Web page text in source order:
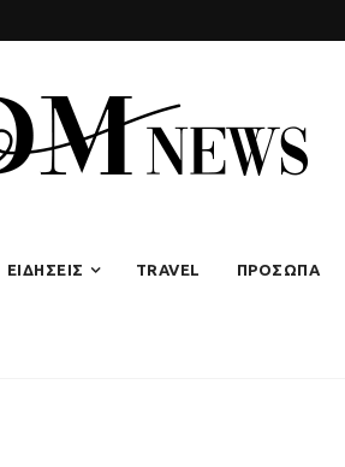
ΕΙΔΗΣΕΙΣ TRAVEL ΠΡΟΣΩΠΑ